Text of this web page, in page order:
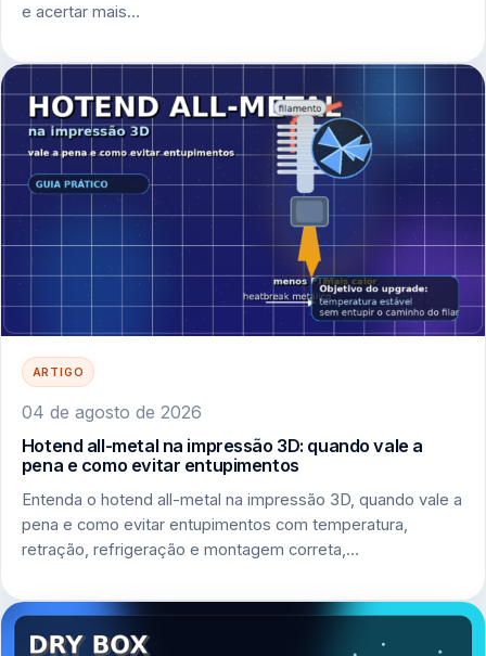
e acertar mais…
ARTIGO
04 de agosto de 2026
Hotend all-metal na impressão 3D: quando vale a
pena e como evitar entupimentos
Entenda o hotend all-metal na impressão 3D, quando vale a
pena e como evitar entupimentos com temperatura,
retração, refrigeração e montagem correta,…